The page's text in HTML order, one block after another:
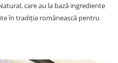
care au la bază ingrediente
în tradiția românească pentru